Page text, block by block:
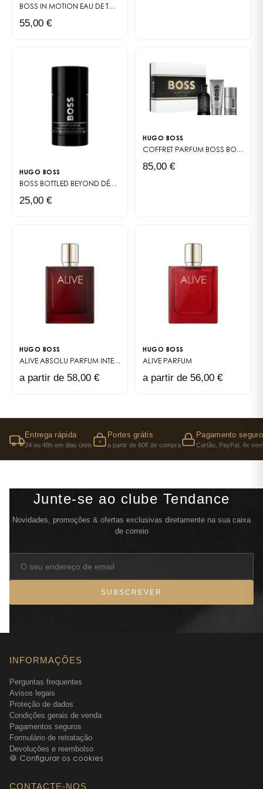
BOSS IN MOTION EAU DE TOILETTE
55,00 €
HUGO BOSS
BOSS BOTTLED BEYOND DÉODORANT STICK
25,00 €
HUGO BOSS
COFFRET PARFUM BOSS BOTTLED PARFUM
85,00 €
HUGO BOSS
ALIVE ABSOLU PARFUM INTENSE
a partir de 58,00 €
HUGO BOSS
ALIVE PARFUM
a partir de 56,00 €
Entrega rápida
24 ou 48h em dias úteis
Portes grátis
a partir de 60€ de compra
Pagamento seguro
Cartão, PayPal, 4x
Junte-se ao clube Tendance
Novidades, promoções & ofertas exclusivas diretamente na sua caixa
de correio
SUBSCREVER
INFORMAÇÕES
Perguntas frequentes
Avisos legais
Proteção de dados
Condições gerais de venda
Pagamentos seguros
Formulário de retratação
Devoluções e reembolso
🍪 Configurar os cookies
CONTACTE-NOS